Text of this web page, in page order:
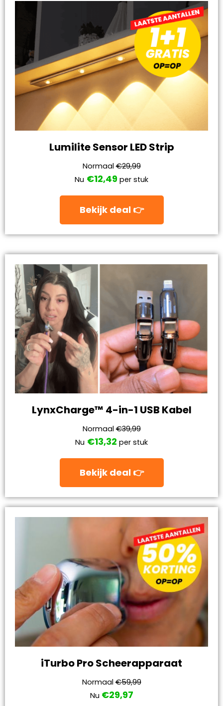
Lumilite Sensor LED Strip
Normaal€29,99
Nu €12,49 per stuk
Bekijk deal 👉
LynxCharge™ 4-in-1 USB Kabel
Normaal€39,99
Nu €13,32 per stuk
Bekijk deal 👉
iTurbo Pro Scheerapparaat
Normaal€59,99
Nu €29,97